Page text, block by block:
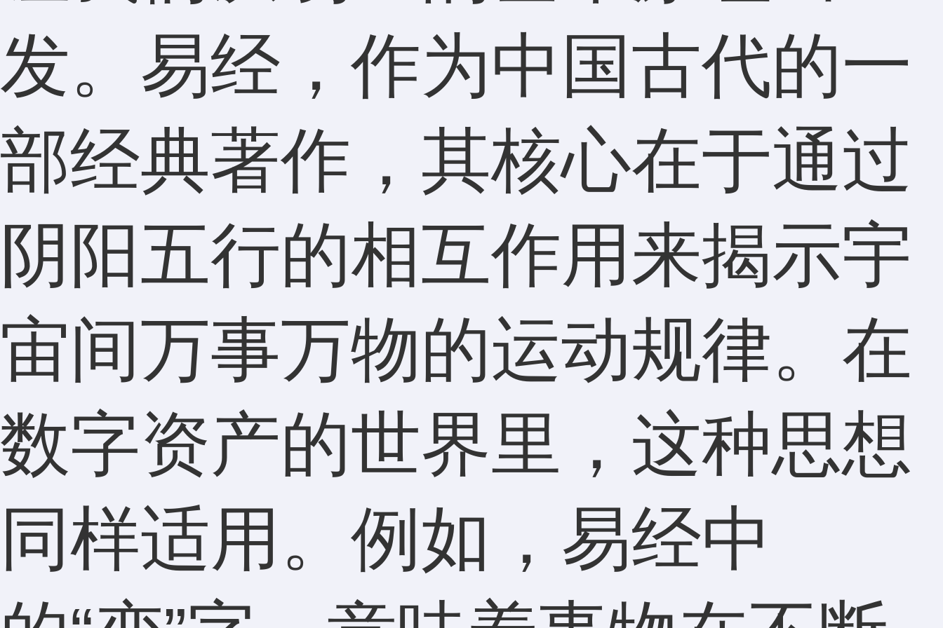
发。易经，作为中国古代的一
部经典著作，其核心在于通过
阴阳五行的相互作用来揭示宇
宙间万事万物的运动规律。在
数字资产的世界里，这种思想
同样适用。例如，易经中